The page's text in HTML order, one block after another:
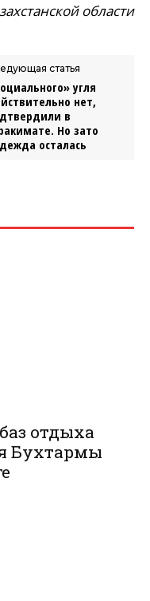
области
статья
угля
нет,
в
Но зато
осталась
отдыха
Бухтармы